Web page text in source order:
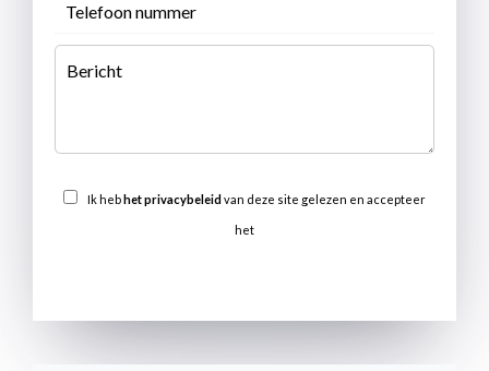
Ik hebhet privacybeleidvan deze site gelezen en accepteer
het